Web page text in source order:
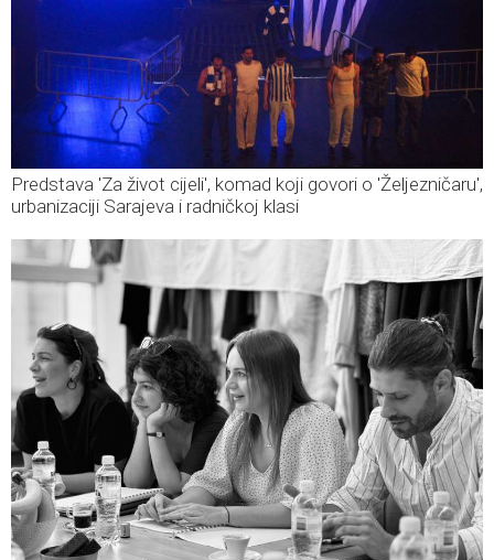
Predstava 'Za život cijeli', komad koji govori o 'Željezničaru',
urbanizaciji Sarajeva i radničkoj klasi